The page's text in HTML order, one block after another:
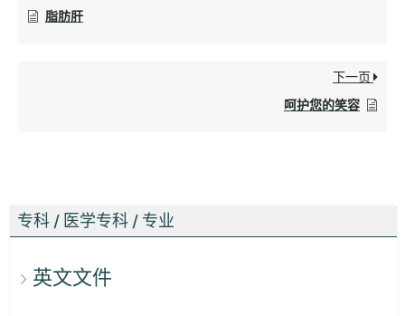
专科 / 医学专科 / 专业
英文文件
脂肪肝
下一页
呵护您的笑容